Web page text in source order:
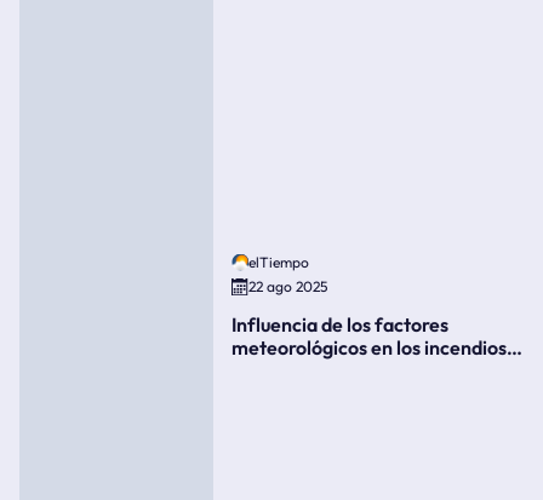
elTiempo
22 ago 2025
Influencia de los factores
meteorológicos en los incendios